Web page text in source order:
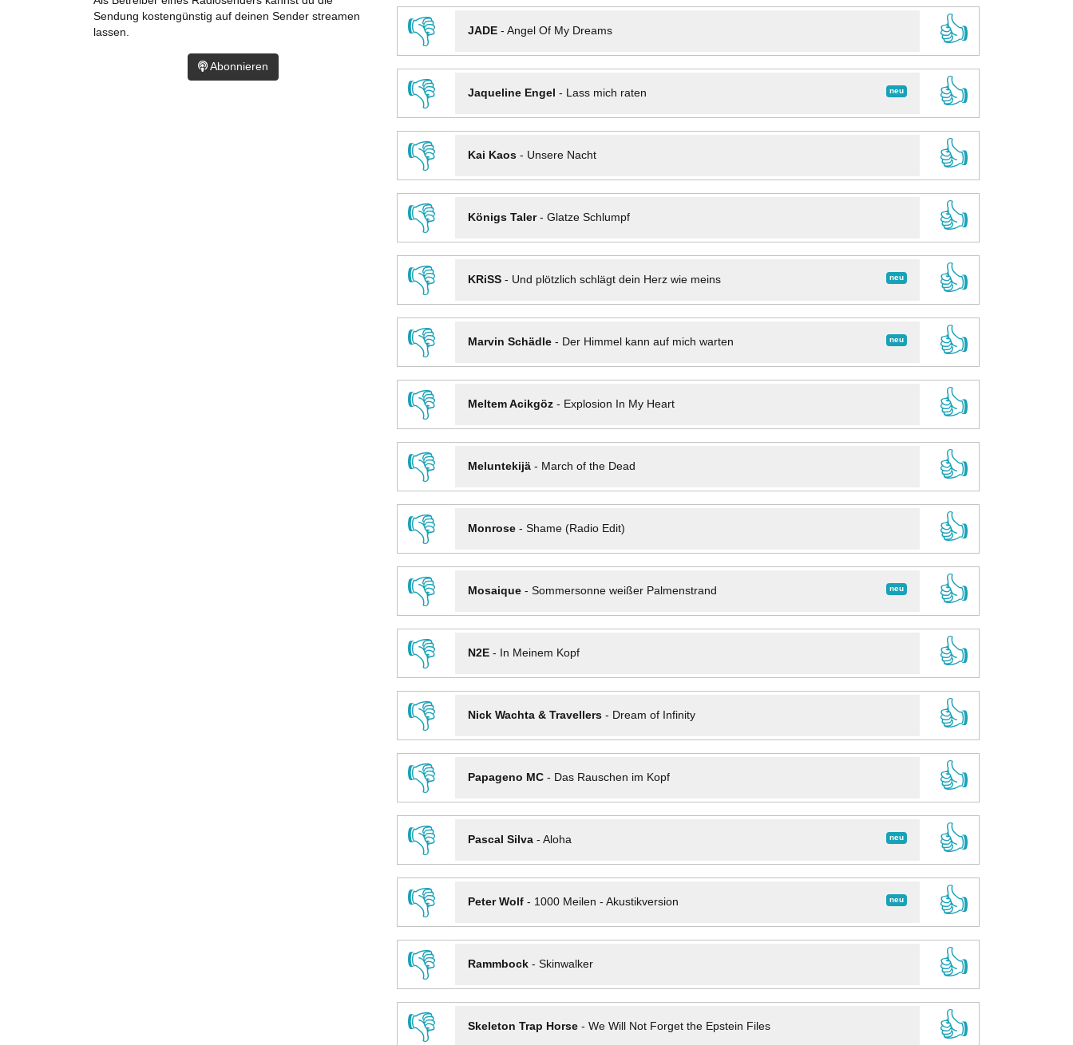
👎
JADE- Angel Of My Dreams
👍
👎
neu
Jaqueline Engel - Lass mich raten
👍
👎
Kai Kaos- Unsere Nacht
👍
👎
Königs Taler- Glatze Schlumpf
👍
👎
neu
KRiSS- Und plötzlich schlägt dein Herz wie meins
👍
👎
neu
Marvin Schädle- Der Himmel kann auf mich warten
👍
👎
Meltem Acikgöz- Explosion In My Heart
👍
👎
Meluntekijä- March of the Dead
👍
👎
Monrose- Shame (Radio Edit)
👍
👎
neu
Mosaique- Sommersonne weißer Palmenstrand
👍
👎
N2E- In Meinem Kopf
👍
👎
Nick Wachta & Travellers- Dream of Infinity
👍
👎
Papageno MC- Das Rauschen im Kopf
👍
👎
neu
Pascal Silva- Aloha
👍
👎
neu
Peter Wolf- 1000 Meilen - Akustikversion
👍
👎
Rammbock- Skinwalker
👍
👎
Skeleton Trap Horse- We Will Not Forget the Epstein Files
👍
Sendung kostengünstig auf deinen Sender streamen
lassen.
Abonnieren